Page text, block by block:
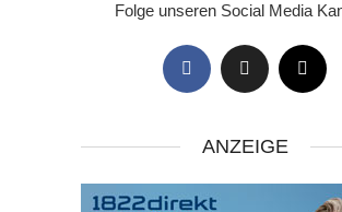
Folge unseren Social Media
ANZEIGE